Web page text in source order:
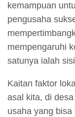
kemampuan
pengusaha
mempengaruhi
satunya ialah
Kaitan faktor
asal kita, di
usaha yang